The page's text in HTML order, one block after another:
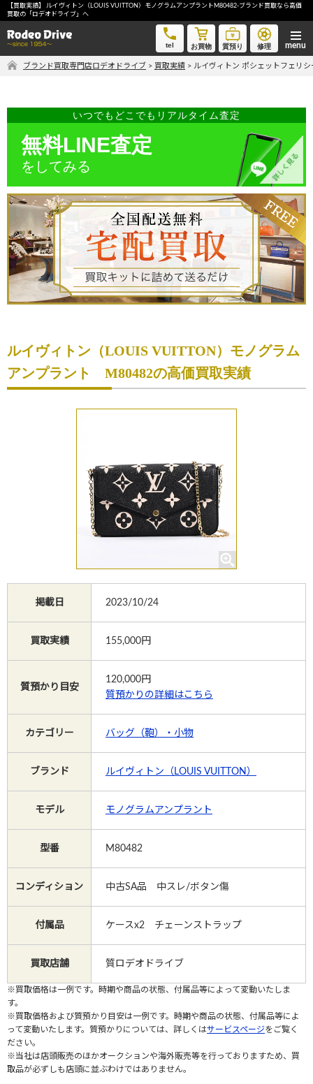
【買取実績】 ルイヴィトン（LOUIS VUITTON）モノグラムアンプラントM80482-ブランド買取なら高価
買取の「ロデオドライブ」へ
tel お買物 質預り 修理
ルイヴィトン ポシェットフェリシー M80482-ブランド買取なら高価買取の「ロデオドライブ」へ
無料LINE査定
ご自宅にいながら品物を売りたい方へ
手間なく安全に売りたい方へ
出張買取申込
買取サービスのご案内
買取ブランド
よくあるご質問
お買物
質預かり
修理
電話で相談する
ブランド買取専門店ロデオドライブ > 買取実績 > ルイヴィトン ポシェットフェリ
いつでもどこでもリアルタイム査定
無料LINE査定
をしてみる
ルイヴィトン（LOUIS VUITTON）モノグラム
アンプラント M80482の高価買取実績
掲載日 2023/10/24
買取実績 155,000円
質預かり目安
120,000円
質預かりの詳細はこちら
カテゴリー バッグ（鞄）・小物
ブランド ルイヴィトン（LOUIS VUITTON）
モデル モノグラムアンプラント
型番 M80482
コンディション 中古SA品 中スレ/ボタン傷
付属品 ケースx2 チェーンストラップ
買取店舗 質ロデオドライブ
※買取価格は一例です。時期や商品の状態、付属品等によって変動いたしま
す。
※買取価格および質預かり目安は一例です。時期や商品の状態、付属品等によ
って変動いたします。質預かりについては、詳しくはサービスページをご覧く
ださい。
※当社は店頭販売のほかオークションや海外販売等を行っておりますため、買
取品が必ずしも店頭に並ぶわけではありません。